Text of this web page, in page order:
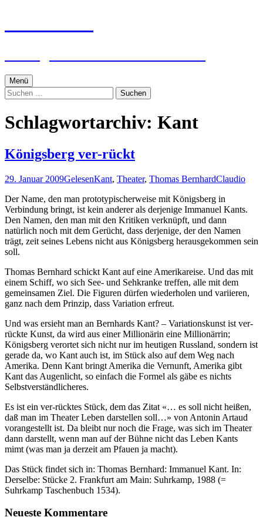
Menü
Suchen
nach:
Schlagwortarchiv: Kant
Königsberg ver-rückt
29. Januar 2009GelesenKant, Theater, Thomas BernhardClaudio
Der Name, den man prototypischerweise mit Königsberg in
Verbindung bringt, ist kein anderer als derjenige Immanuel Kants.
Den Namen, den man mit den Kritiken verknüpft, und dann
natürlich noch mit dem Gerücht, dass derjenige, der den Namen
trägt, zeit seines Lebens nicht aus Königsberg herausgekommen sein
soll.
Thomas Bernhard schickt Kant auf eine Amerikareise. Und das mit
einem Schiff, wo sich See- und Sehkranke treffen, alle mit dem
gemeinsamen Ziel. Die Figuren dürfen wiederholen und variieren,
ganz nach dem Prinzip, dass Variation erfreut.
Und was ersieht man an Bernhards Kant? – Variationskunst ist ver-
rückte Kunst, da wird aus einer Millionärin eine Millionärrin;
Königsberg verortet sich nicht nur im heutigen Russland, sondern ist
gerade da, wo Kant auch ist, im Stück also auf dem Weg nach
Amerika. Denn Kant bringt Amerika die Vernunft, Amerika gibt
Kant das Augenlicht, so einfach die Formel als gäbe es nichts
Selbstverständlicheres.
Es ist ein ver-rücktes Stück, dem das Zitat «… es soll nicht heißen,
daß man im Theater Leben darstellen soll…» von Antonin Artaud
vorangestellt ist. Da bleibt nur noch die Frage, was sich im Theater
dann darstellt, wenn man auf der Bühne nicht das Leben Kants
mimt (was man ja derzeit am Pfauen ja macht).
Das Stück findet sich in: Thomas Bernhard: Immanuel Kant. In:
Derselbe: Stücke 2. Frankfurt am Main: Suhrkamp, 1988 (=
Suhrkamp Taschenbuch 1534).
Neueste Kommentare